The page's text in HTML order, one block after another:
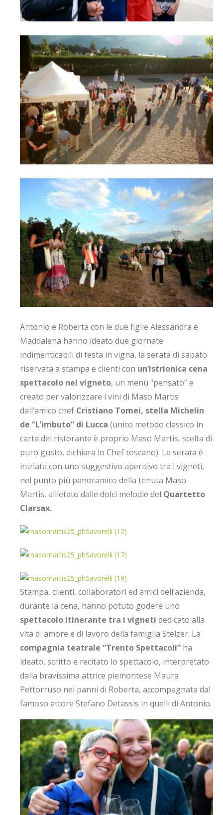
Antonio e Roberta con le due figlie Alessandra e
Maddalena hanno ideato due giornate
indimenticabili di festa in vigna, la serata di sabato
riservata a stampa e clienti con un’istrionica cena
spettacolo nel vigneto, un menù “pensato” e
creato per valorizzare i vini di Maso Martis
dall’amico chef Cristiano Tomei, stella Michelin
de “L’imbuto” di Lucca (unico metodo classico in
carta del ristorante è proprio Maso Martis, scelta di
puro gusto, dichiara lo Chef toscano). La serata è
iniziata con uno suggestivo aperitivo tra i vigneti,
nel punto più panoramico della tenuta Maso
Martis, allietato dalle dolci melodie del Quartetto
Clarsax.
Stampa, clienti, collaboratori ed amici dell’azienda,
durante la cena, hanno potuto godere uno
spettacolo itinerante tra i vigneti dedicato alla
vita di amore e di lavoro della famiglia Stelzer. La
compagnia teatrale “Trento Spettacoli” ha
ideato, scritto e recitato lo spettacolo, interpretato
dalla bravissima attrice piemontese Maura
Pettorruso nei panni di Roberta, accompagnata dal
famoso attore Stefano Detassis in quelli di Antonio.